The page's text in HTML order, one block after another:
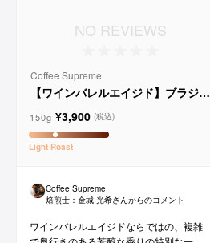
NO REVIEWS
Coffee Supreme
【ワインバレルエイジド】ブラジル
ョ
150g ¥3,900 (税込)
Light Roast
Coffee Supreme
焙煎士： 金城 光希さんからのコメント
ワインバレルエイジドならではの、複雑